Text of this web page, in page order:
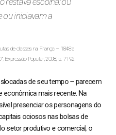
iniciavam a
de classes na França – 1848 a
Expressão Popular, 2008, p. 71-92
de seu tempo – parecem
econômica mais recente. Na
presenciar os personagens do
ociosos nas bolsas de
setor produtivo e comercial, o